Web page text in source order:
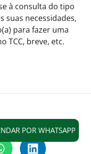
à consulta do tipo
suas necessidades,
para fazer uma
TCC, breve, etc.
POR WHATSAPP